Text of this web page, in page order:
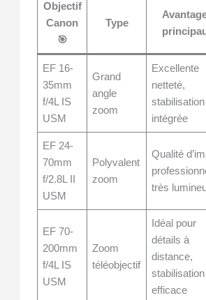
Objectif
Canon
🎯
Type
EF 16-
35mm
f/4L IS
USM
Grand
angle
zoom
Excellente
netteté,
stabilisation
intégrée
EF 24-
70mm
f/2.8L II
USM
Polyvalent
zoom
Qualité
très
EF 70-
200mm
f/4L IS
USM
Zoom
téléobjectif
Idéal pour
détails à
distance,
stabilisation
efficace